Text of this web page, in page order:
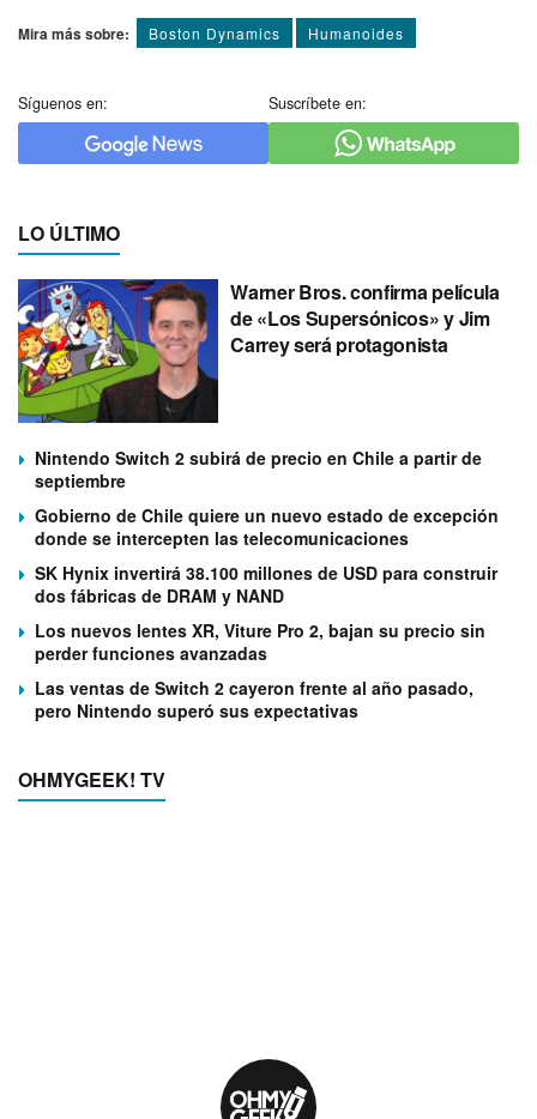
Mira más sobre: Boston Dynamics Humanoides
Síguenos en: Suscríbete en:
LO ÚLTIMO
Warner Bros. confirma película
de «Los Supersónicos» y Jim
Carrey será protagonista
Nintendo Switch 2 subirá de precio en Chile a partir de
septiembre
Gobierno de Chile quiere un nuevo estado de excepción
donde se intercepten las telecomunicaciones
SK Hynix invertirá 38.100 millones de USD para construir
dos fábricas de DRAM y NAND
Los nuevos lentes XR, Viture Pro 2, bajan su precio sin
perder funciones avanzadas
Las ventas de Switch 2 cayeron frente al año pasado,
pero Nintendo superó sus expectativas
OHMYGEEK! TV